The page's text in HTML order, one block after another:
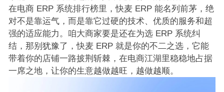
在电商 ERP 系统排行榜里，快麦 ERP 能名列前茅，绝
对不是靠运气，而是靠它过硬的技术、优质的服务和超
强的适应能力。咱大商家要是还在为选 ERP 系统纠
结，那别犹豫了，快麦 ERP 就是你的不二之选，它能
带着你的店铺一路披荆斩棘，在电商江湖里稳稳地占据
一席之地，让你的生意越做越旺，越做越顺。